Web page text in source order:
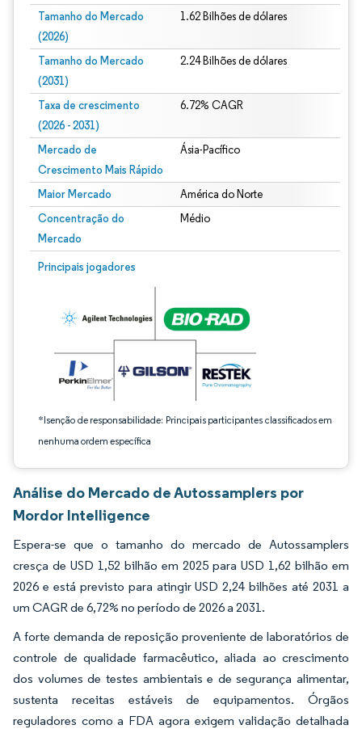
Tamanho do Mercado
(2026)
1.62 Bilhões de dólares
Tamanho do Mercado
(2031)
2.24 Bilhões de dólares
Taxa de crescimento
(2026 - 2031)
6.72% CAGR
Mercado de
Crescimento Mais Rápido
Ásia-Pacífico
Maior Mercado América do Norte
Concentração do
Mercado
Médio
Principais jogadores
*Isenção de responsabilidade: Principais participantes classificados em
nenhuma ordem específica
Imagem © Mordor Intelligence. O reuso requer atribuição conforme CC BY 4.0.
Análise do Mercado de Autossamplers por
Mordor Intelligence
Espera-se que o tamanho do mercado de Autossamplers
cresça de USD 1,52 bilhão em 2025 para USD 1,62 bilhão em
2026 e está previsto para atingir USD 2,24 bilhões até 2031 a
um CAGR de 6,72% no período de 2026 a 2031.
A forte demanda de reposição proveniente de laboratórios de
controle de qualidade farmacêutico, aliada ao crescimento
dos volumes de testes ambientais e de segurança alimentar,
sustenta receitas estáveis de equipamentos. Órgãos
reguladores como a FDA agora exigem validação detalhada